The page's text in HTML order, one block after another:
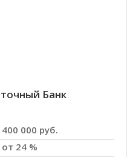
Банк
400 000 руб.
от 24 %